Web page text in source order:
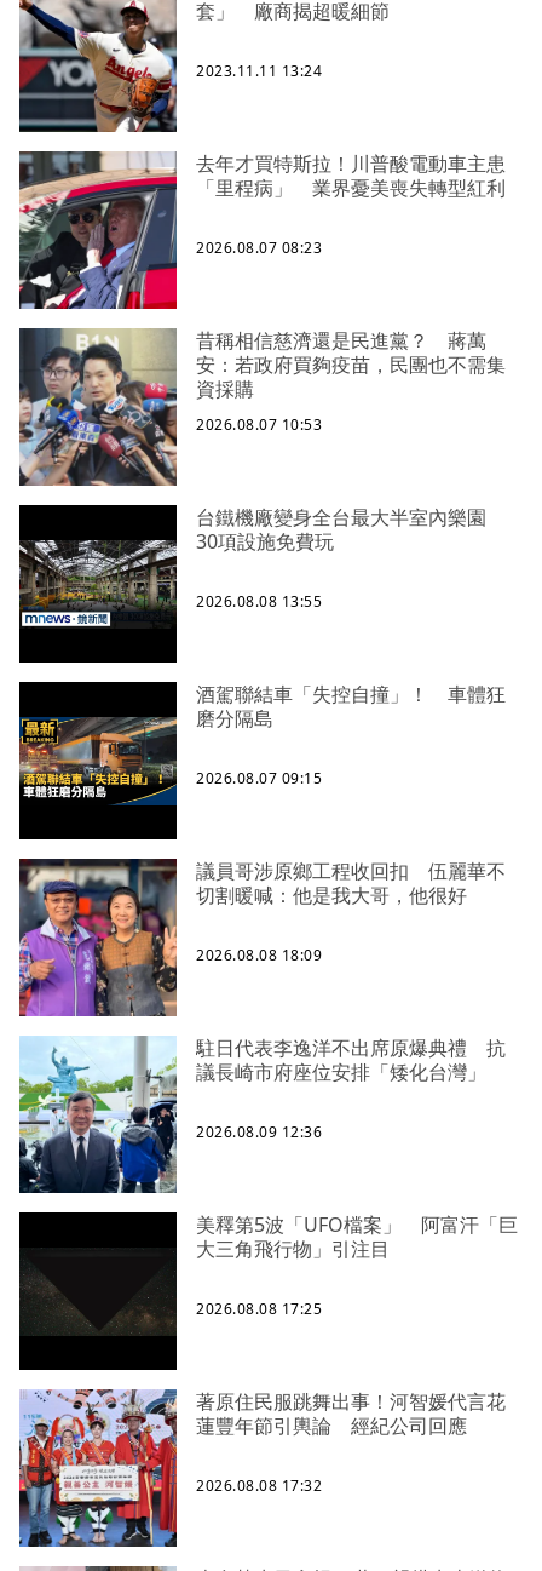
套」 廠商揭超暖細節
2023.11.11 13:24
去年才買特斯拉！川普酸電動車主患
「里程病」 業界憂美喪失轉型紅利
2026.08.07 08:23
昔稱相信慈濟還是民進黨？ 蔣萬
安：若政府買夠疫苗，民團也不需集
資採購
2026.08.07 10:53
台鐵機廠變身全台最大半室內樂園
30項設施免費玩
2026.08.08 13:55
酒駕聯結車「失控自撞」！ 車體狂
磨分隔島
2026.08.07 09:15
議員哥涉原鄉工程收回扣 伍麗華不
切割暖喊：他是我大哥，他很好
2026.08.08 18:09
駐日代表李逸洋不出席原爆典禮 抗
議長崎市府座位安排「矮化台灣」
2026.08.09 12:36
美釋第5波「UFO檔案」 阿富汗「巨
大三角飛行物」引注目
2026.08.08 17:25
著原住民服跳舞出事！河智媛代言花
蓮豐年節引輿論 經紀公司回應
2026.08.08 17:32